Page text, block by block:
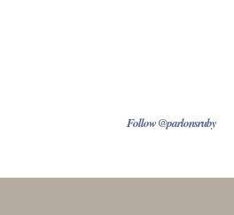
Follow @parlonsruby